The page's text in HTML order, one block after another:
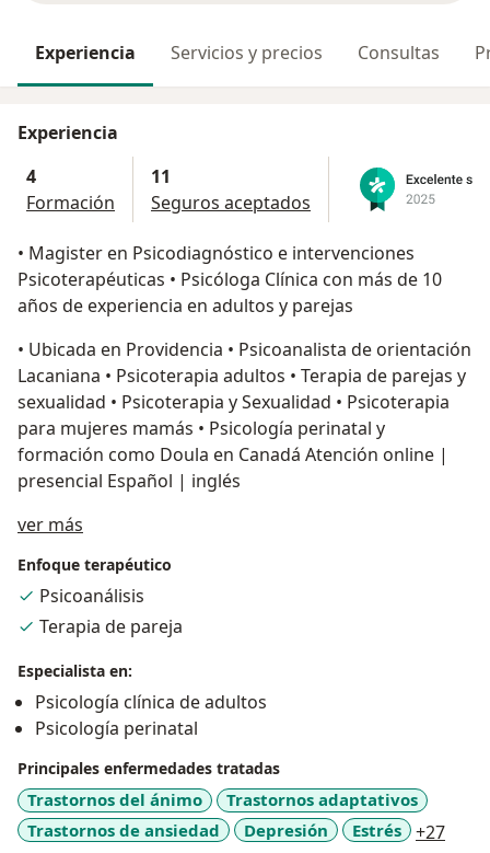
Experiencia Servicios y precios Consultas
Experiencia
4
Formación
11
Seguros aceptados
• Magister en Psicodiagnóstico e intervenciones
Psicoterapéuticas • Psicóloga Clínica con más de 10
años de experiencia en adultos y parejas
• Ubicada en Providencia • Psicoanalista de orientación
Lacaniana • Psicoterapia adultos • Terapia de parejas y
sexualidad • Psicoterapia y Sexualidad • Psicoterapia
para mujeres mamás • Psicología perinatal y
formación como Doula en Canadá Atención online |
presencial Español | inglés
ver más
Enfoque terapéutico
Psicoanálisis
Terapia de pareja
Especialista en:
Psicología clínica de adultos
Psicología perinatal
Principales enfermedades tratadas
Trastornos del ánimo
Trastornos adaptativos
Trastornos de ansiedad
Depresión Estrés +27